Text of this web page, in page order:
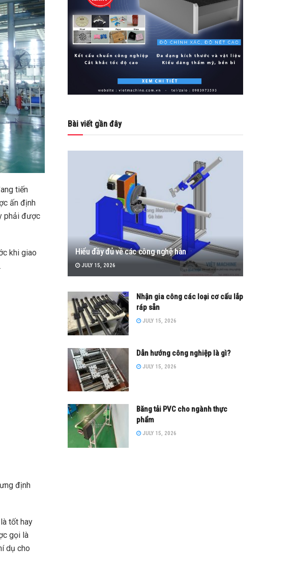
tiến
ấn định
phải được
khi giao
định
tốt hay
gọi là
dụ cho
Bài viết gần đây
Hiểu đầy đủ về các công nghệ hàn
JULY 15, 2026
Nhận gia công các loại cơ cấu lắp
ráp sẵn
JULY 15, 2026
Dẫn hướng công nghiệp là gì?
JULY 15, 2026
Băng tải PVC cho ngành thực
phẩm
JULY 15, 2026